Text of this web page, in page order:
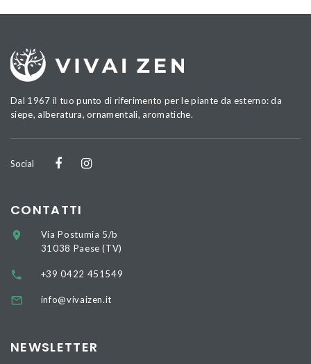
Dal 1967 il tuo punto di riferimento per le piante da esterno: da
siepe, alberatura, ornamentali, aromatiche.
Social
CONTATTI
Via Postumia 5/b
31038 Paese (TV)
+39 0422 451549
info@vivaizen.it
NEWSLETTER